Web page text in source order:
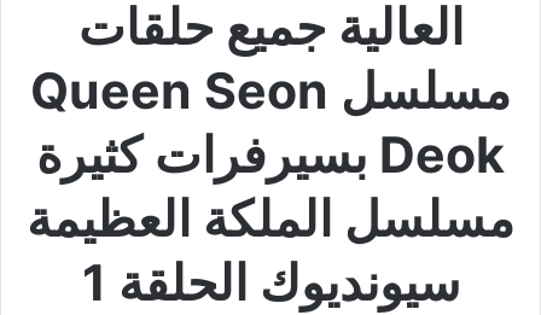
العالية جميع حلقات
مسلسل Queen Seon
Deok بسيرفرات كثيرة
مسلسل الملكة العظيمة
سيونديوك الحلقة 1